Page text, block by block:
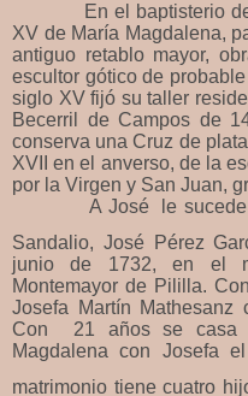
En el baptisterio
XV de María Magdalena,
antiguo retablo mayor,
escultor gótico de
siglo XV fijó su taller
Becerril de Campos de
conserva una Cruz de
XVII en el anverso, de la
por la Virgen y San Juan,
A José le
Sandalio, José Pérez
junio de 1732, en el
Montemayor de Pililla.
Josefa Martín Mathesanz
Con 21 años se casa
Magdalena con Josefa
matrimonio tiene cuatro